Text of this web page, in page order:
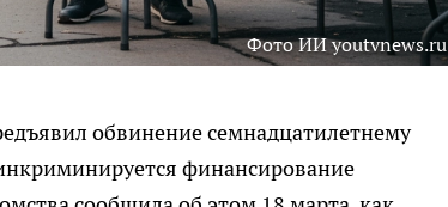
Фото ИИ youtvnews.ru
обвинение семнадцатилетнему
финансирование